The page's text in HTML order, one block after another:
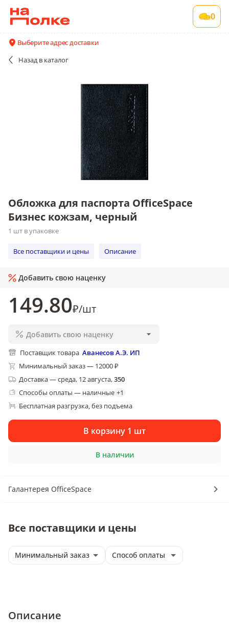
0
Выберите адрес доставки
Назад в каталог
Обложка для паспорта OfficeSpace Бизнес
кожзам, черный
Обложка для паспорта OfficeSpace
Бизнес кожзам, черный
1 шт в упаковке
Все поставщики и цены Описание
Добавить свою наценку
149.80₽/шт
Добавить свою наценку
Поставщик товара Аванесов А.Э. ИП
Минимальный заказ — 12000 ₽
Доставка—среда, 12 августа,350
Способы оплаты — наличные +1
Бесплатная разгрузка, без подъема
В корзину 1 шт
В наличии
Галантерея OfficeSpace
Все поставщики и цены
Минимальный заказ Способ оплаты
Описание